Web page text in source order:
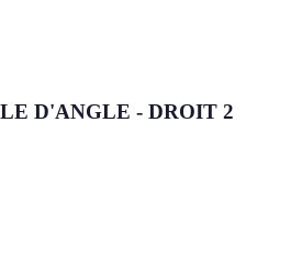
D'ANGLE - DROIT 2